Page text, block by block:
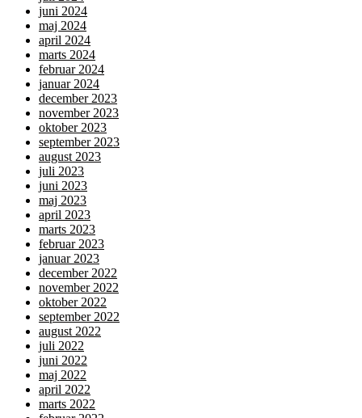
juni 2024
maj 2024
april 2024
marts 2024
februar 2024
januar 2024
december 2023
november 2023
oktober 2023
september 2023
august 2023
juli 2023
juni 2023
maj 2023
april 2023
marts 2023
februar 2023
januar 2023
december 2022
november 2022
oktober 2022
september 2022
august 2022
juli 2022
juni 2022
maj 2022
april 2022
marts 2022